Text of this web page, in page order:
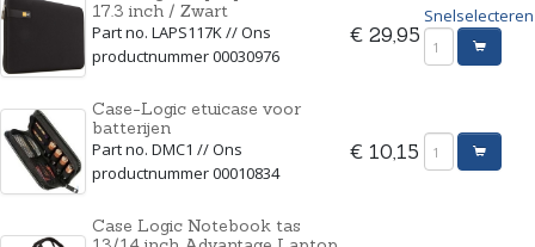
17.3 inch / Zwart
Part no. LAPS117K // Ons
productnummer 00030976
€ 29,95
Snelselecteren
Case-Logic etuicase voor
batterijen
Part no. DMC1 // Ons
productnummer 00010834
€ 10,15
Case Logic Notebook tas